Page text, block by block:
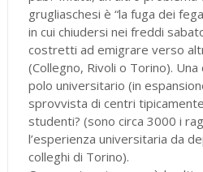
grugliaschesi è “la fuga dei
in cui chiudersi nei freddi
costretti ad emigrare verso
(Collegno, Rivoli o Torino).
polo universitario (in
sprovvista di centri
studenti? (sono circa 3000 i
l’esperienza universitaria da
colleghi di Torino).